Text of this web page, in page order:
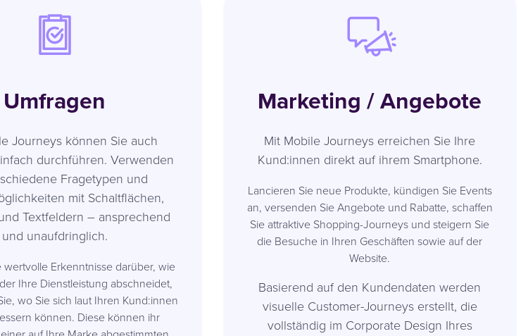
Umfragen
Journeys können Sie auch
durchführen. Verwenden
Fragetypen und
mit Schaltflächen,
Textfeldern – ansprechend
und unaufdringlich.
wertvolle Erkenntnisse darüber, wie
Ihre Dienstleistung abschneidet,
wo Sie sich laut Ihren Kund:innen
können. Diese können ihr
Marketing / Angebote
Mit Mobile Journeys erreichen Sie Ihre
Kund:innen direkt auf ihrem Smartphone.
Lancieren Sie neue Produkte, kündigen Sie Events
an, versenden Sie Angebote und Rabatte, schaffen
Sie attraktive Shopping-Journeys und steigern Sie
die Besuche in Ihren Geschäften sowie auf der
Website.
Basierend auf den Kundendaten werden
visuelle Customer-Journeys erstellt, die
vollständig im Corporate Design Ihres